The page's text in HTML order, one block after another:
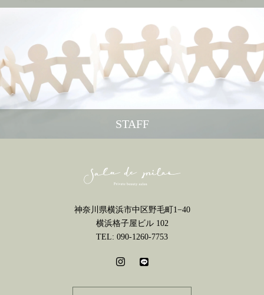
STAFF
神奈川県横浜市中区野毛町1−40
横浜格子屋ビル 102
TEL: 090-1260-7753